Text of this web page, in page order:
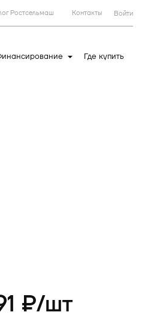
Ростсельмаш Контакты Войти
Где купить
₽/шт